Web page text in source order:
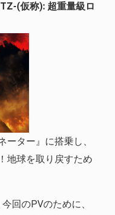
(仮称): 超重量級ロ
ター』に搭乗し、
地球を取り戻すため
回のPVのために、